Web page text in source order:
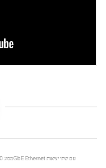
XL710QDA2BLK מתאם רשת אחודה XL710-QDA2 מסוג 40GbE Ethernet עם שתי יציאות